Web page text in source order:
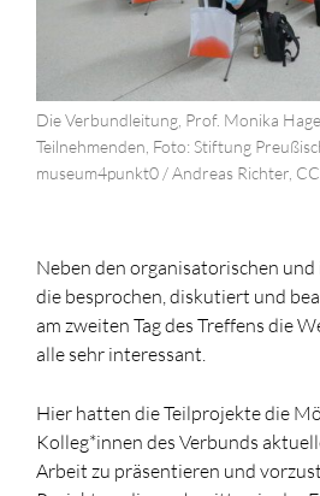
Die Verbundleitung, Prof. Monika
Teilnehmenden, Foto: Stiftung
museum4punkt0 / Andreas Richter,
Neben den organisatorischen
die besprochen, diskutiert und
am zweiten Tag des Treffens die
alle sehr interessant.
Hier hatten die Teilprojekte die
Kolleg*innen des Verbunds
Arbeit zu präsentieren und